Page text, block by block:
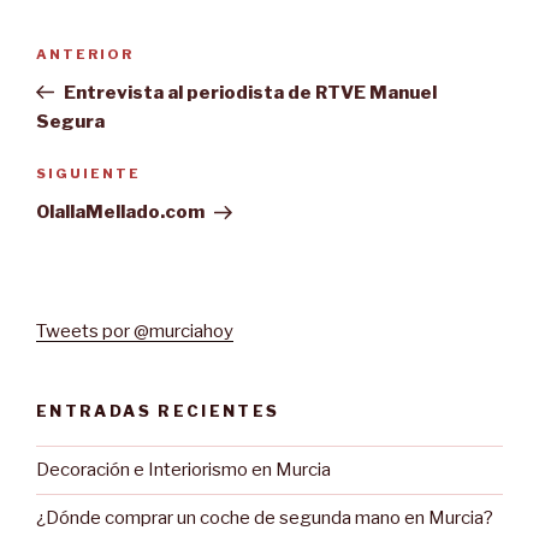
entradas
Entrada
anterior:
ANTERIOR
Entrevista al periodista de RTVE Manuel
Segura
Siguiente
entrada
SIGUIENTE
OlallaMellado.com
Tweets por @murciahoy
ENTRADAS RECIENTES
Decoración e Interiorismo en Murcia
¿Dónde comprar un coche de segunda mano en Murcia?